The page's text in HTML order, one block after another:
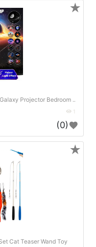
Projector Bedroom ..
1
(0)
★
Cat Teaser Wand Toy
★